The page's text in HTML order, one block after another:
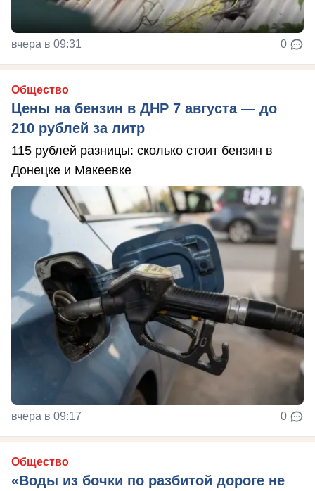
вчера в 09:31 0
Общество
Цены на бензин в ДНР 7 августа — до
210 рублей за литр
115 рублей разницы: сколько стоит бензин в
Донецке и Макеевке
вчера в 09:17 0
Общество
«Воды из бочки по разбитой дороге не